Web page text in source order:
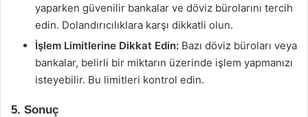
yaparken güvenilir bankalar ve döviz bürolarını tercih
edin. Dolandırıcılıklara karşı dikkatli olun.
İşlem Limitlerine Dikkat Edin: Bazı döviz büroları veya
bankalar, belirli bir miktarın üzerinde işlem yapmanızı
isteyebilir. Bu limitleri kontrol edin.
5. Sonuç